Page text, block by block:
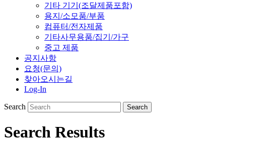
기타 기기(조달제품포함)
용지/소모품/부품
컴퓨터/전자제품
기타사무용품/집기/가구
중고 제품
공지사항
요청(문의)
찾아오시는길
Log-In
Search
Search Results